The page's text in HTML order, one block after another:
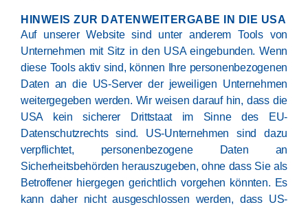
HINWEIS ZUR DATENWEITERGABE IN DIE USA
Auf unserer Website sind unter anderem Tools von
Unternehmen mit Sitz in den USA eingebunden. Wenn
diese Tools aktiv sind, können Ihre personenbezogenen
Daten an die US-Server der jeweiligen Unternehmen
weitergegeben werden. Wir weisen darauf hin, dass die
USA kein sicherer Drittstaat im Sinne des EU-
Datenschutzrechts sind. US-Unternehmen sind dazu
verpflichtet, personenbezogene Daten an
Sicherheitsbehörden herauszugeben, ohne dass Sie als
Betroffener hiergegen gerichtlich vorgehen könnten. Es
kann daher nicht ausgeschlossen werden, dass US-